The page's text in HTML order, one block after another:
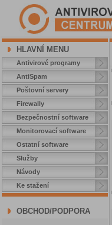
HLAVNÍ MENU
Antivirové programy
AntiSpam
Poštovní servery
Firewally
Bezpečnostní software
Monitorovací software
Ostatní software
Služby
Návody
Ke stažení
OBCHOD/PODPORA